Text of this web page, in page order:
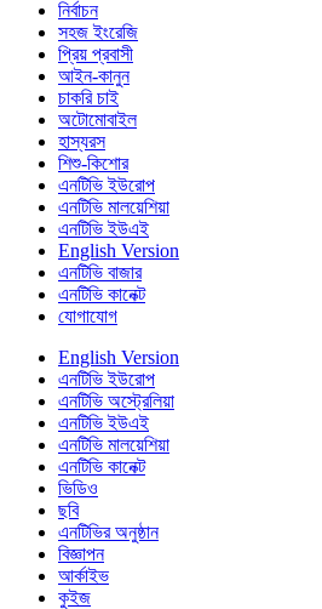
নির্বাচন
সহজ ইংরেজি
প্রিয় প্রবাসী
আইন-কানুন
চাকরি চাই
অটোমোবাইল
হাস্যরস
শিশু-কিশোর
এনটিভি ইউরোপ
এনটিভি মালয়েশিয়া
এনটিভি ইউএই
English Version
এনটিভি বাজার
এনটিভি কানেক্ট
যোগাযোগ
English Version
এনটিভি ইউরোপ
এনটিভি অস্ট্রেলিয়া
এনটিভি ইউএই
এনটিভি মালয়েশিয়া
এনটিভি কানেক্ট
ভিডিও
ছবি
এনটিভির অনুষ্ঠান
বিজ্ঞাপন
আর্কাইভ
কুইজ